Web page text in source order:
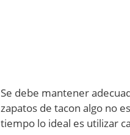
Se debe mantener
zapatos de tacon algo no
tiempo lo ideal es utilizar